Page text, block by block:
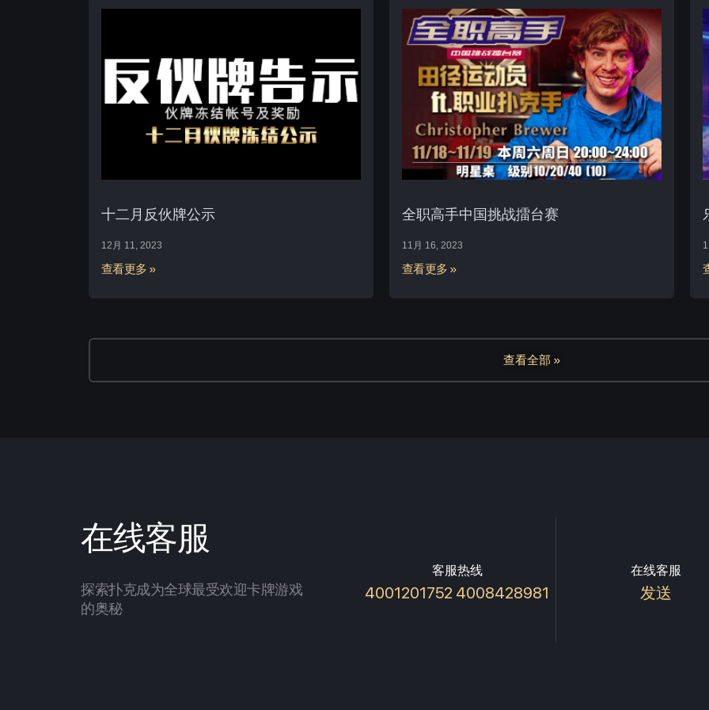
十二月反伙牌公示
12月 11, 2023
查看更多 »
全职高手中国挑战擂台赛
11月 16, 2023
查看更多 »
查看全部 »
在线客服
探索扑克成为全球最受欢迎卡牌游戏
的奥秘
客服热线
4001201752 4008428981
在线客服
发送